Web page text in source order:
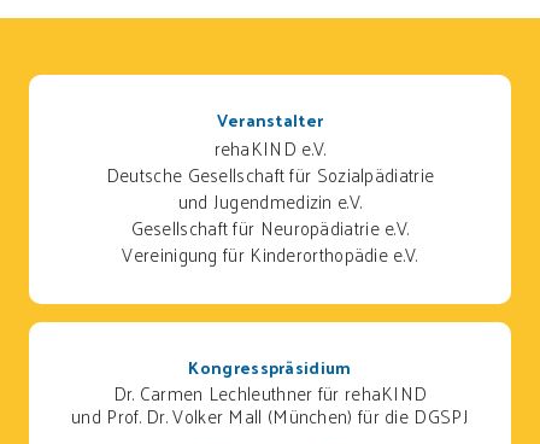
Veranstalter
rehaKIND e.V.
Deutsche Gesellschaft für Sozialpädiatrie
und Jugendmedizin e.V.
Gesellschaft für Neuropädiatrie e.V.
Vereinigung für Kinderorthopädie e.V.
Kongresspräsidium
Dr. Carmen Lechleuthner für rehaKIND
und Prof. Dr. Volker Mall (München) für die DGSPJ